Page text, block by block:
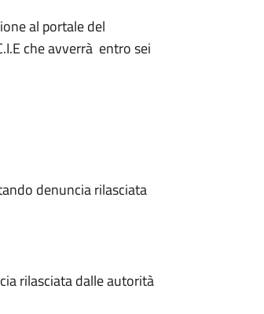
al portale del
che avverrà entro sei
denuncia rilasciata
rilasciata dalle autorità